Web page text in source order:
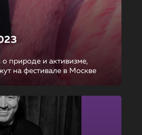
природе и активизме,
на фестивале в Москве